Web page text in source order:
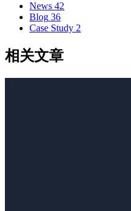
News 42
Blog 36
Case Study 2
相关文章